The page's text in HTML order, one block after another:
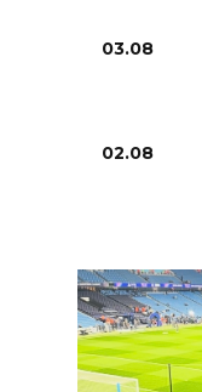
03.08
02.08